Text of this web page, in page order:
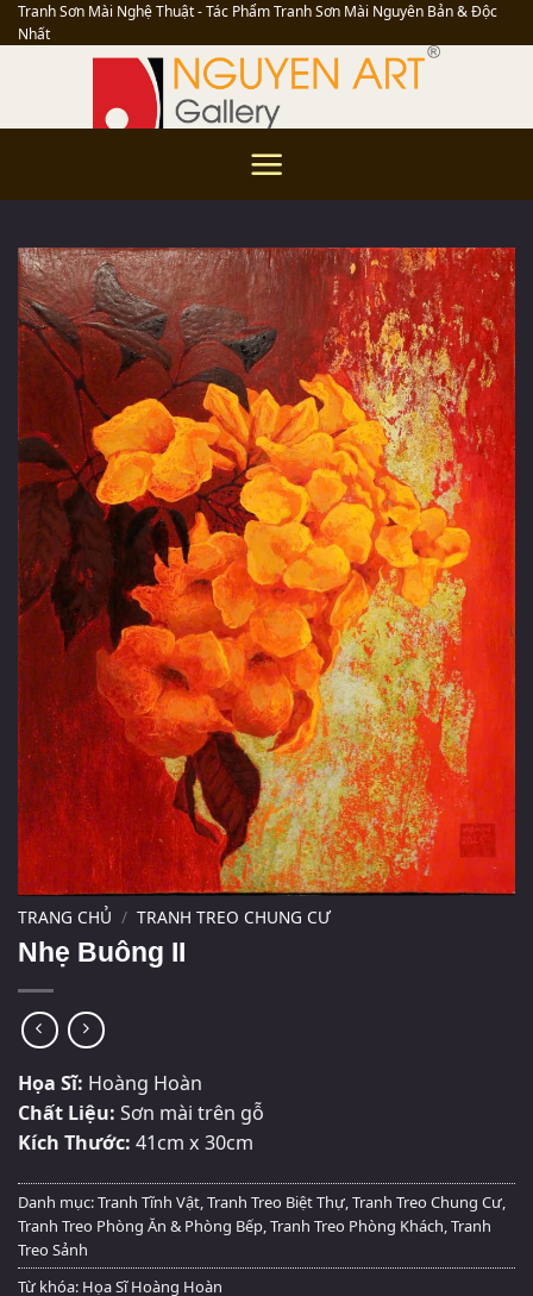
Skip
to
Tranh Sơn Mài Nghệ Thuật - Tác Phẩm Tranh Sơn Mài Nguyên Bản & Độc
Nhất
TRANG CHỦ / TRANH TREO CHUNG CƯ
Nhẹ Buông II
Họa Sĩ: Hoàng Hoàn
Chất Liệu: Sơn mài trên gỗ
Kích Thước: 41cm x 30cm
Danh mục:Tranh Tĩnh Vật,Tranh Treo Biệt Thự,Tranh Treo Chung Cư,
Tranh Treo Phòng Ăn & Phòng Bếp,Tranh Treo Phòng Khách,Tranh
Treo Sảnh
Từ khóa: Họa Sĩ Hoàng Hoàn